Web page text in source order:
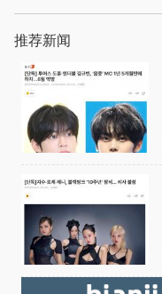
推荐新闻